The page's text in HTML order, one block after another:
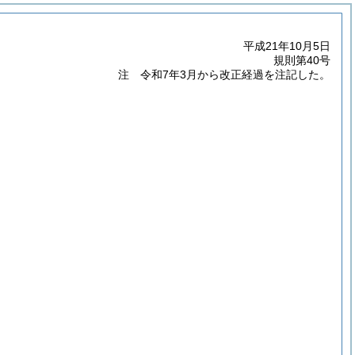
平成21年10月5日
規則第40号
注 令和7年3月から改正経過を注記した。